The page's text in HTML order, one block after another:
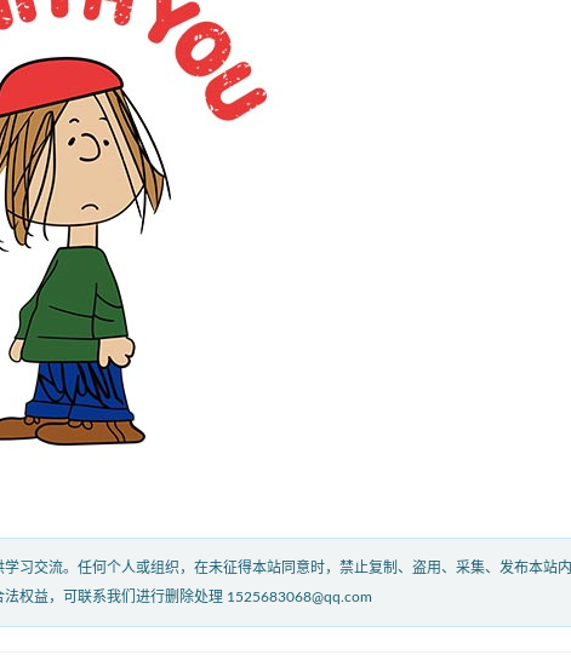
习交流。任何个人或组织，在未征得本站同意时，禁止复制、盗用、采集、发布本站内
权益，可联系我们进行删除处理 1525683068@qq.com